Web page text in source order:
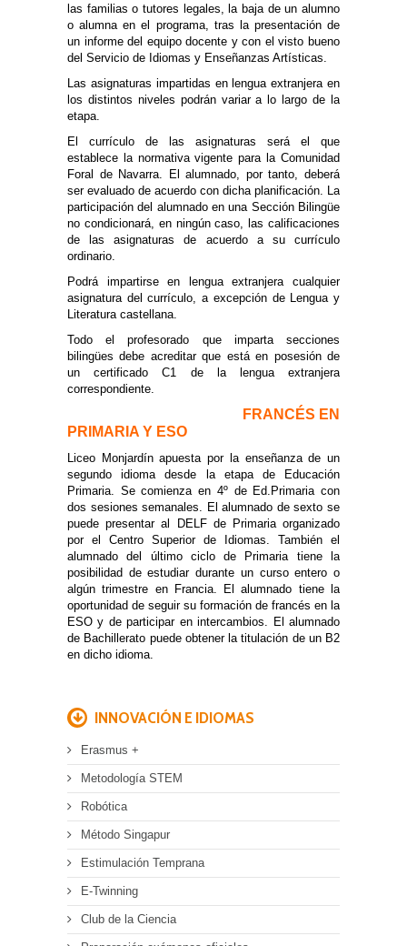
las familias o tutores legales, la baja de un alumno
o alumna en el programa, tras la presentación de
un informe del equipo docente y con el visto bueno
del Servicio de Idiomas y Enseñanzas Artísticas.
Las asignaturas impartidas en lengua extranjera en
los distintos niveles podrán variar a lo largo de la
etapa.
El currículo de las asignaturas será el que
establece la normativa vigente para la Comunidad
Foral de Navarra. El alumnado, por tanto, deberá
ser evaluado de acuerdo con dicha planificación. La
participación del alumnado en una Sección Bilingüe
no condicionará, en ningún caso, las calificaciones
de las asignaturas de acuerdo a su currículo
ordinario.
Podrá impartirse en lengua extranjera cualquier
asignatura del currículo, a excepción de Lengua y
Literatura castellana.
Todo el profesorado que imparta secciones
bilingües debe acreditar que está en posesión de
un certificado C1 de la lengua extranjera
correspondiente.
FRANCÉS EN
PRIMARIA Y ESO
Liceo Monjardín apuesta por la enseñanza de un
segundo idioma desde la etapa de Educación
Primaria. Se comienza en 4º de Ed.Primaria con
dos sesiones semanales. El alumnado de sexto se
puede presentar al DELF de Primaria organizado
por el Centro Superior de Idiomas. También el
alumnado del último ciclo de Primaria tiene la
posibilidad de estudiar durante un curso entero o
algún trimestre en Francia. El alumnado tiene la
oportunidad de seguir su formación de francés en la
ESO y de participar en intercambios. El alumnado
de Bachillerato puede obtener la titulación de un B2
en dicho idioma.
INNOVACIÓN E IDIOMAS
Erasmus +
Metodología STEM
Robótica
Método Singapur
Estimulación Temprana
E-Twinning
Club de la Ciencia